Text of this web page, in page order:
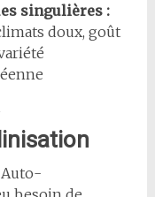
singulières :
doux, goût